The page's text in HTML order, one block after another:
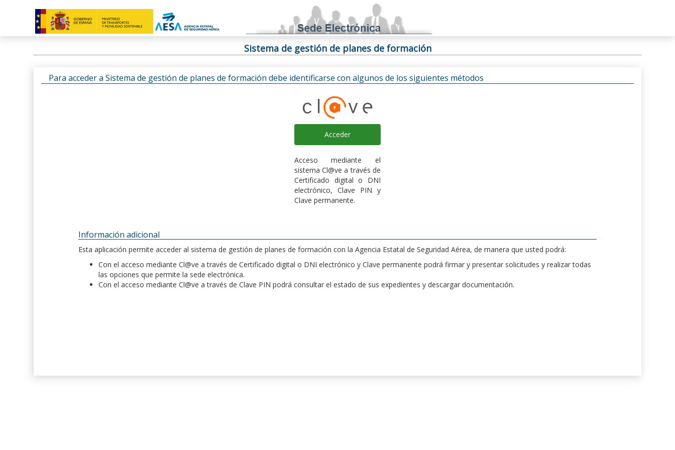
Sistema de gestión de planes de formación
Para acceder a Sistema de gestión de planes de formación debe identificarse con algunos de los siguientes métodos
Acceder
Acceso mediante el
sistema Cl@ve a través de
Certificado digital o DNI
electrónico, Clave PIN y
Clave permanente.
Información adicional
Esta aplicación permite acceder al sistema de gestión de planes de formación con la Agencia Estatal de Seguridad Aérea, de manera que usted podrá:
Con el acceso mediante Cl@ve a través de Certificado digital o DNI electrónico y Clave permanente podrá firmar y presentar solicitudes y realizar todas
las opciones que permite la sede electrónica.
Con el acceso mediante Cl@ve a través de Clave PIN podrá consultar el estado de sus expedientes y descargar documentación.